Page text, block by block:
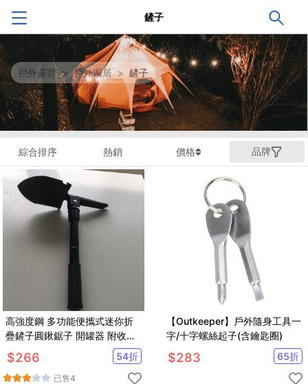
鏟子
戶外露營 > 戶外家居 > 鏟子
綜合排序 熱銷 價格 品牌
高強度鋼 多功能便攜式迷你折
疊鏟子圓鍬鋸子 開罐器 附收納
袋
$266 54折
已售4
【Outkeeper】戶外隨身工具一
字/十字螺絲起子(含鑰匙圈)
$283 65折